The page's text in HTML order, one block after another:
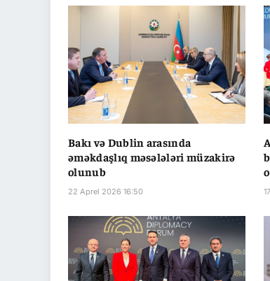
Bakı və Dublin arasında
əməkdaşlıq məsələləri müzakirə
olunub
22 Aprel 2026 16:50